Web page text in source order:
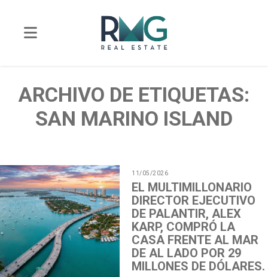
ARCHIVO DE ETIQUETAS:
SAN MARINO ISLAND
11/05/2026
EL MULTIMILLONARIO
DIRECTOR EJECUTIVO
DE PALANTIR, ALEX
KARP, COMPRÓ LA
CASA FRENTE AL MAR
DE AL LADO POR 29
MILLONES DE DÓLARES.